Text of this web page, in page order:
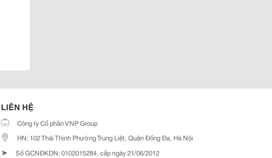
LIÊN HỆ
Công ty Cổ phần VNP Group
HN: 102 Thái Thịnh Phường Trung Liệt, Quận Đống Đa, Hà Nội
➤ Số GCNĐKDN: 0102015284, cấp ngày 21/06/2012